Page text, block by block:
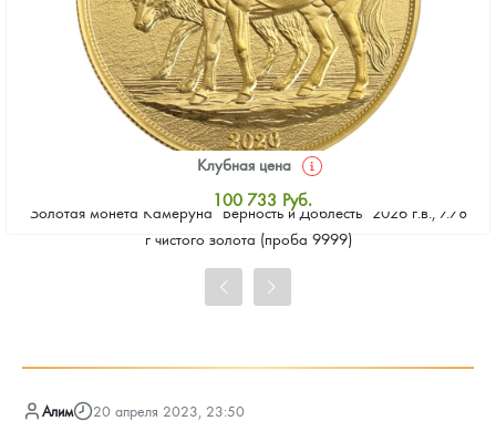
Золотая монета Камеруна "Верность и Доблесть" 2026 г.в., 7.78
г чистого золота (проба 9999)
Клубная цена
100 733 Руб.
Стандартная цена
Цена выкупа
Алим 20 апреля 2023, 23:50